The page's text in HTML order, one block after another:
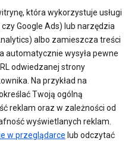
która wykorzystuje usługi
Google Ads) lub narzędzia
albo zamieszcza treści
automatycznie wysyła pewne
odwiedzanej strony
Na przykład na
Twoją ogólną
reklam oraz w zależności od
wyświetlanych reklam.
w przeglądarce lub odczytać